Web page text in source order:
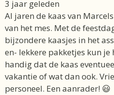
3 jaar geleden
Al jaren de kaas van
van het mes. Met de
bijzondere kaasjes in het
en- lekkere pakketjes kun je
handig dat de kaas
vakantie of wat dan ook.
personeel. Een aanrader! 😃